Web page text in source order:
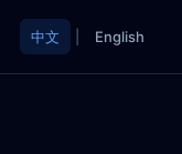
中文 English